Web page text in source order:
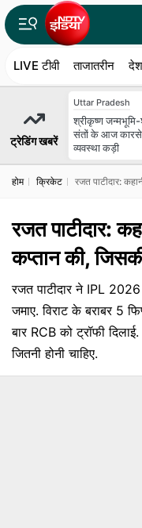
LIVE टीवी ताजातरीन देश
ट्रेडिंग खबरें
Uttar Pradesh
श्रीकृष्ण जन्मभूमि-
संतों के आज
व्यवस्था कड़ी
होम क्रिकेट रजत पाटीदार:
रजत पाटीदार:
कप्तान की,
रजत पाटीदार ने IPL
जमाए. विराट के बराबर 5
बार RCB को ट्रॉफी
जितनी होनी चाहिए.